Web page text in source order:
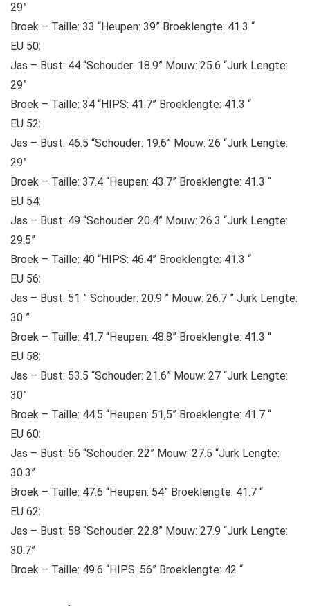
29”
Broek – Taille: 33 “Heupen: 39” Broeklengte: 41.3 “
EU 50:
Jas – Bust: 44 “Schouder: 18.9” Mouw: 25.6 “Jurk Lengte:
29”
Broek – Taille: 34 “HIPS: 41.7” Broeklengte: 41.3 “
EU 52:
Jas – Bust: 46.5 “Schouder: 19.6” Mouw: 26 “Jurk Lengte:
29”
Broek – Taille: 37.4 “Heupen: 43.7” Broeklengte: 41.3 “
EU 54:
Jas – Bust: 49 “Schouder: 20.4” Mouw: 26.3 “Jurk Lengte:
29.5”
Broek – Taille: 40 “HIPS: 46.4” Broeklengte: 41.3 “
EU 56:
Jas – Bust: 51 ” Schouder: 20.9 ” Mouw: 26.7 ” Jurk Lengte:
30 ”
Broek – Taille: 41.7 “Heupen: 48.8” Broeklengte: 41.3 “
EU 58:
Jas – Bust: 53.5 “Schouder: 21.6” Mouw: 27 “Jurk Lengte:
30”
Broek – Taille: 44.5 “Heupen: 51,5” Broeklengte: 41.7 “
EU 60:
Jas – Bust: 56 “Schouder: 22” Mouw: 27.5 “Jurk Lengte:
30.3”
Broek – Taille: 47.6 “Heupen: 54” Broeklengte: 41.7 “
EU 62:
Jas – Bust: 58 “Schouder: 22.8” Mouw: 27.9 “Jurk Lengte:
30.7”
Broek – Taille: 49.6 “HIPS: 56” Broeklengte: 42 “